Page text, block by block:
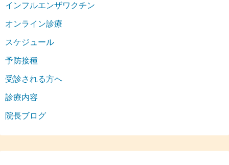
インフルエンザワクチン
オンライン診療
スケジュール
予防接種
受診される方へ
診療内容
院長ブログ